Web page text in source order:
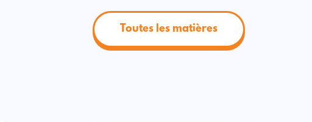
Toutes les matières